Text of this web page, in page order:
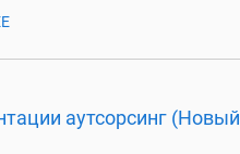
аутсорсинг (Новый